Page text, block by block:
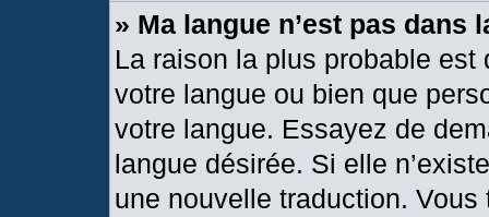
» Ma langue n’est pas dans
La raison la plus probable est
votre langue ou bien que
votre langue. Essayez de
langue désirée. Si elle
une nouvelle traduction.